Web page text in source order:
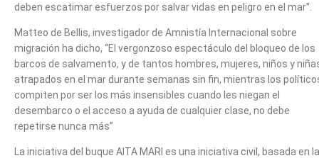
deben escatimar esfuerzos por salvar vidas en peligro en el mar”.
Matteo de Bellis, investigador de Amnistía Internacional sobre
migración ha dicho, “El vergonzoso espectáculo del bloqueo de los
barcos de salvamento, y de tantos hombres, mujeres, niños y
atrapados en el mar durante semanas sin fin, mientras los
compiten por ser los más insensibles cuando les niegan el
desembarco o el acceso a ayuda de cualquier clase, no debe
repetirse nunca más”
La iniciativa del buque AITA MARI es una iniciativa civil, basada en la